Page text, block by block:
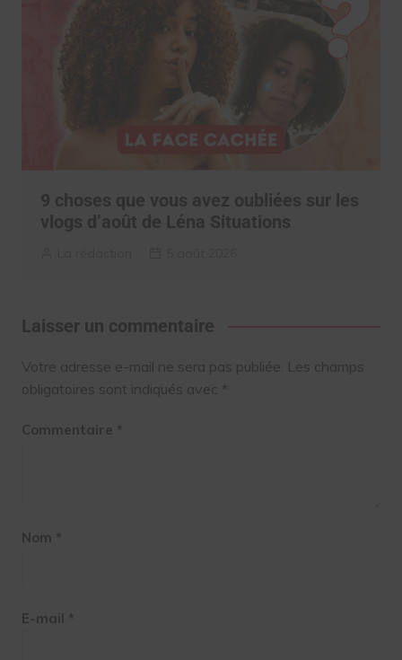
9 choses que vous avez oubliées sur les
vlogs d’août de Léna Situations
Laisser un commentaire
Votre adresse e-mail ne sera pas publiée. Les champs
obligatoires sont indiqués avec *
Commentaire *
Nom *
E-mail *